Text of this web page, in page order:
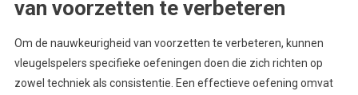
van voorzetten te verbeteren
Om de nauwkeurigheid van voorzetten te verbeteren, kunnen
vleugelspelers specifieke oefeningen doen die zich richten op
zowel techniek als consistentie. Een effectieve oefening omvat